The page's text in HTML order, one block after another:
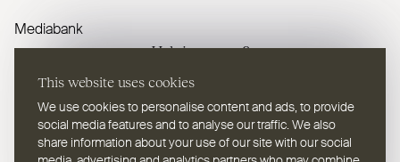
This website uses cookies
We use cookies to personalise content and ads, to provide
social media features and to analyse our traffic. We also
share information about your use of our site with our social
Mediabank
Heb je vragen?